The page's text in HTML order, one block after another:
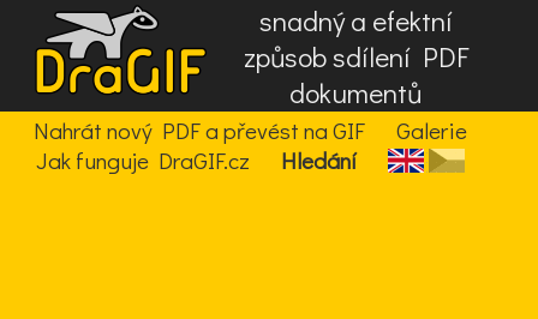
snadný a efektní
způsob sdílení PDF
dokumentů
Nahrát nový PDF a převést na GIF
Galerie
Jak funguje DraGIF.cz
Hledání